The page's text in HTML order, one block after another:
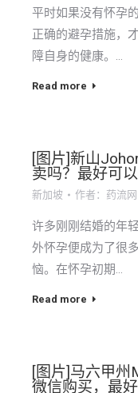
平时如果没有怀孕
正确的避孕措施，
障自身的健康。…
Read more
[图片]新山
卖吗？最好可
新加坡 作者： 药流网
许多刚刚结婚的年
外怀孕便成为了很
恼。在怀孕初期…
Read more
[图片]马六甲州
微信购买，最